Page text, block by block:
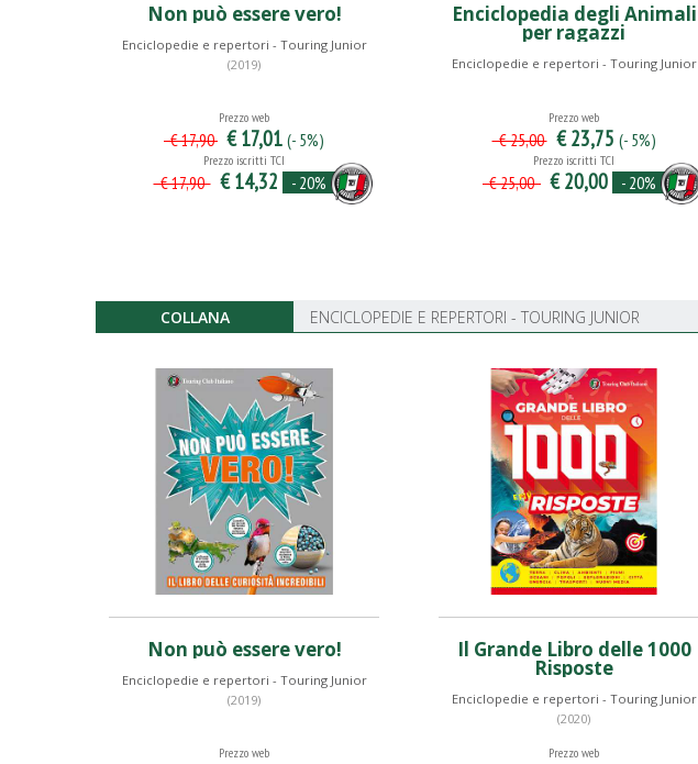
Non può essere vero!
Enciclopedie e repertori - Touring Junior
(2019)
Prezzo web
€ 17,90 € 17,01 (- 5%)
Prezzo iscritti TCI
€ 17,90 € 14,32 - 20%
Enciclopedia degli Animali
per ragazzi
Enciclopedie e repertori - Touring Junior
Prezzo web
€ 25,00 € 23,75 (- 5%)
Prezzo iscritti TCI
€ 25,00 € 20,00 - 20%
COLLANA ENCICLOPEDIE E REPERTORI - TOURING JUNIOR
Non può essere vero!
Enciclopedie e repertori - Touring Junior
(2019)
Prezzo web
Il Grande Libro delle 1000
Risposte
Enciclopedie e repertori - Touring Junior
(2020)
Prezzo web